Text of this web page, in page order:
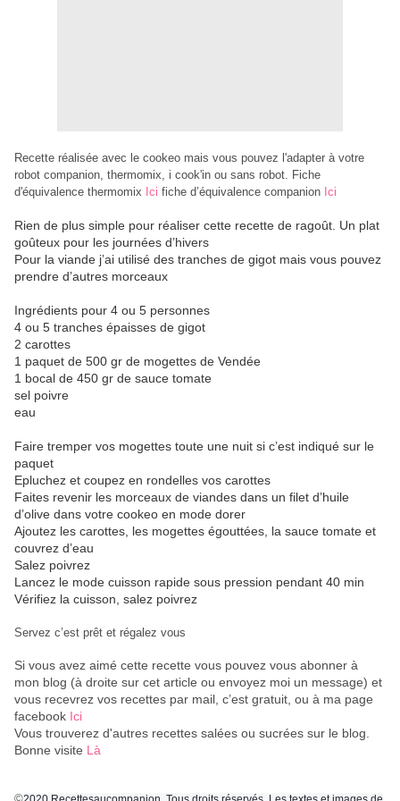
Recette réalisée avec le cookeo mais vous pouvez l'adapter à votre
robot companion, thermomix, i cook'in ou sans robot. Fiche
d'équivalence thermomix Ici fiche d’équivalence companion Ici
Rien de plus simple pour réaliser cette recette de ragoût. Un plat
goûteux pour les journées d’hivers
Pour la viande j’ai utilisé des tranches de gigot mais vous pouvez
prendre d’autres morceaux
Ingrédients pour 4 ou 5 personnes
4 ou 5 tranches épaisses de gigot
2 carottes
1 paquet de 500 gr de mogettes de Vendée
1 bocal de 450 gr de sauce tomate
sel poivre
eau
Faire tremper vos mogettes toute une nuit si c’est indiqué sur le
paquet
Epluchez et coupez en rondelles vos carottes
Faites revenir les morceaux de viandes dans un filet d’huile
d’olive dans votre cookeo en mode dorer
Ajoutez les carottes, les mogettes égouttées, la sauce tomate et
couvrez d’eau
Salez poivrez
Lancez le mode cuisson rapide sous pression pendant 40 min
Vérifiez la cuisson, salez poivrez
Servez c’est prêt et régalez vous
Si vous avez aimé cette recette vous pouvez vous abonner à
mon blog (à droite sur cet article ou envoyez moi un message) et
vous recevrez vos recettes par mail, c’est gratuit , ou à ma page
facebook Ici
Vous trouverez d'autres recettes salées ou sucrées sur le blog.
Bonne visite Là